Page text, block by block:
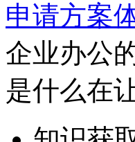
申请方案
企业办公
是什么在